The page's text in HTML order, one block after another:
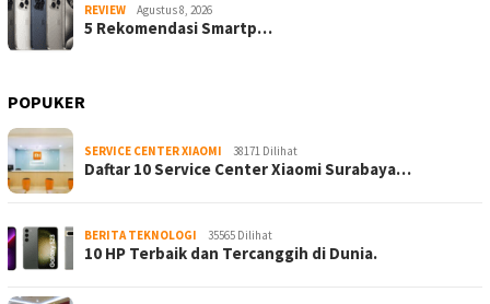
REVIEW Agustus 8, 2026
5 Rekomendasi Smartp…
POPUKER
SERVICE CENTER XIAOMI 38171 Dilihat
Daftar 10 Service Center Xiaomi Surabaya…
BERITA TEKNOLOGI 35565 Dilihat
10 HP Terbaik dan Tercanggih di Dunia.